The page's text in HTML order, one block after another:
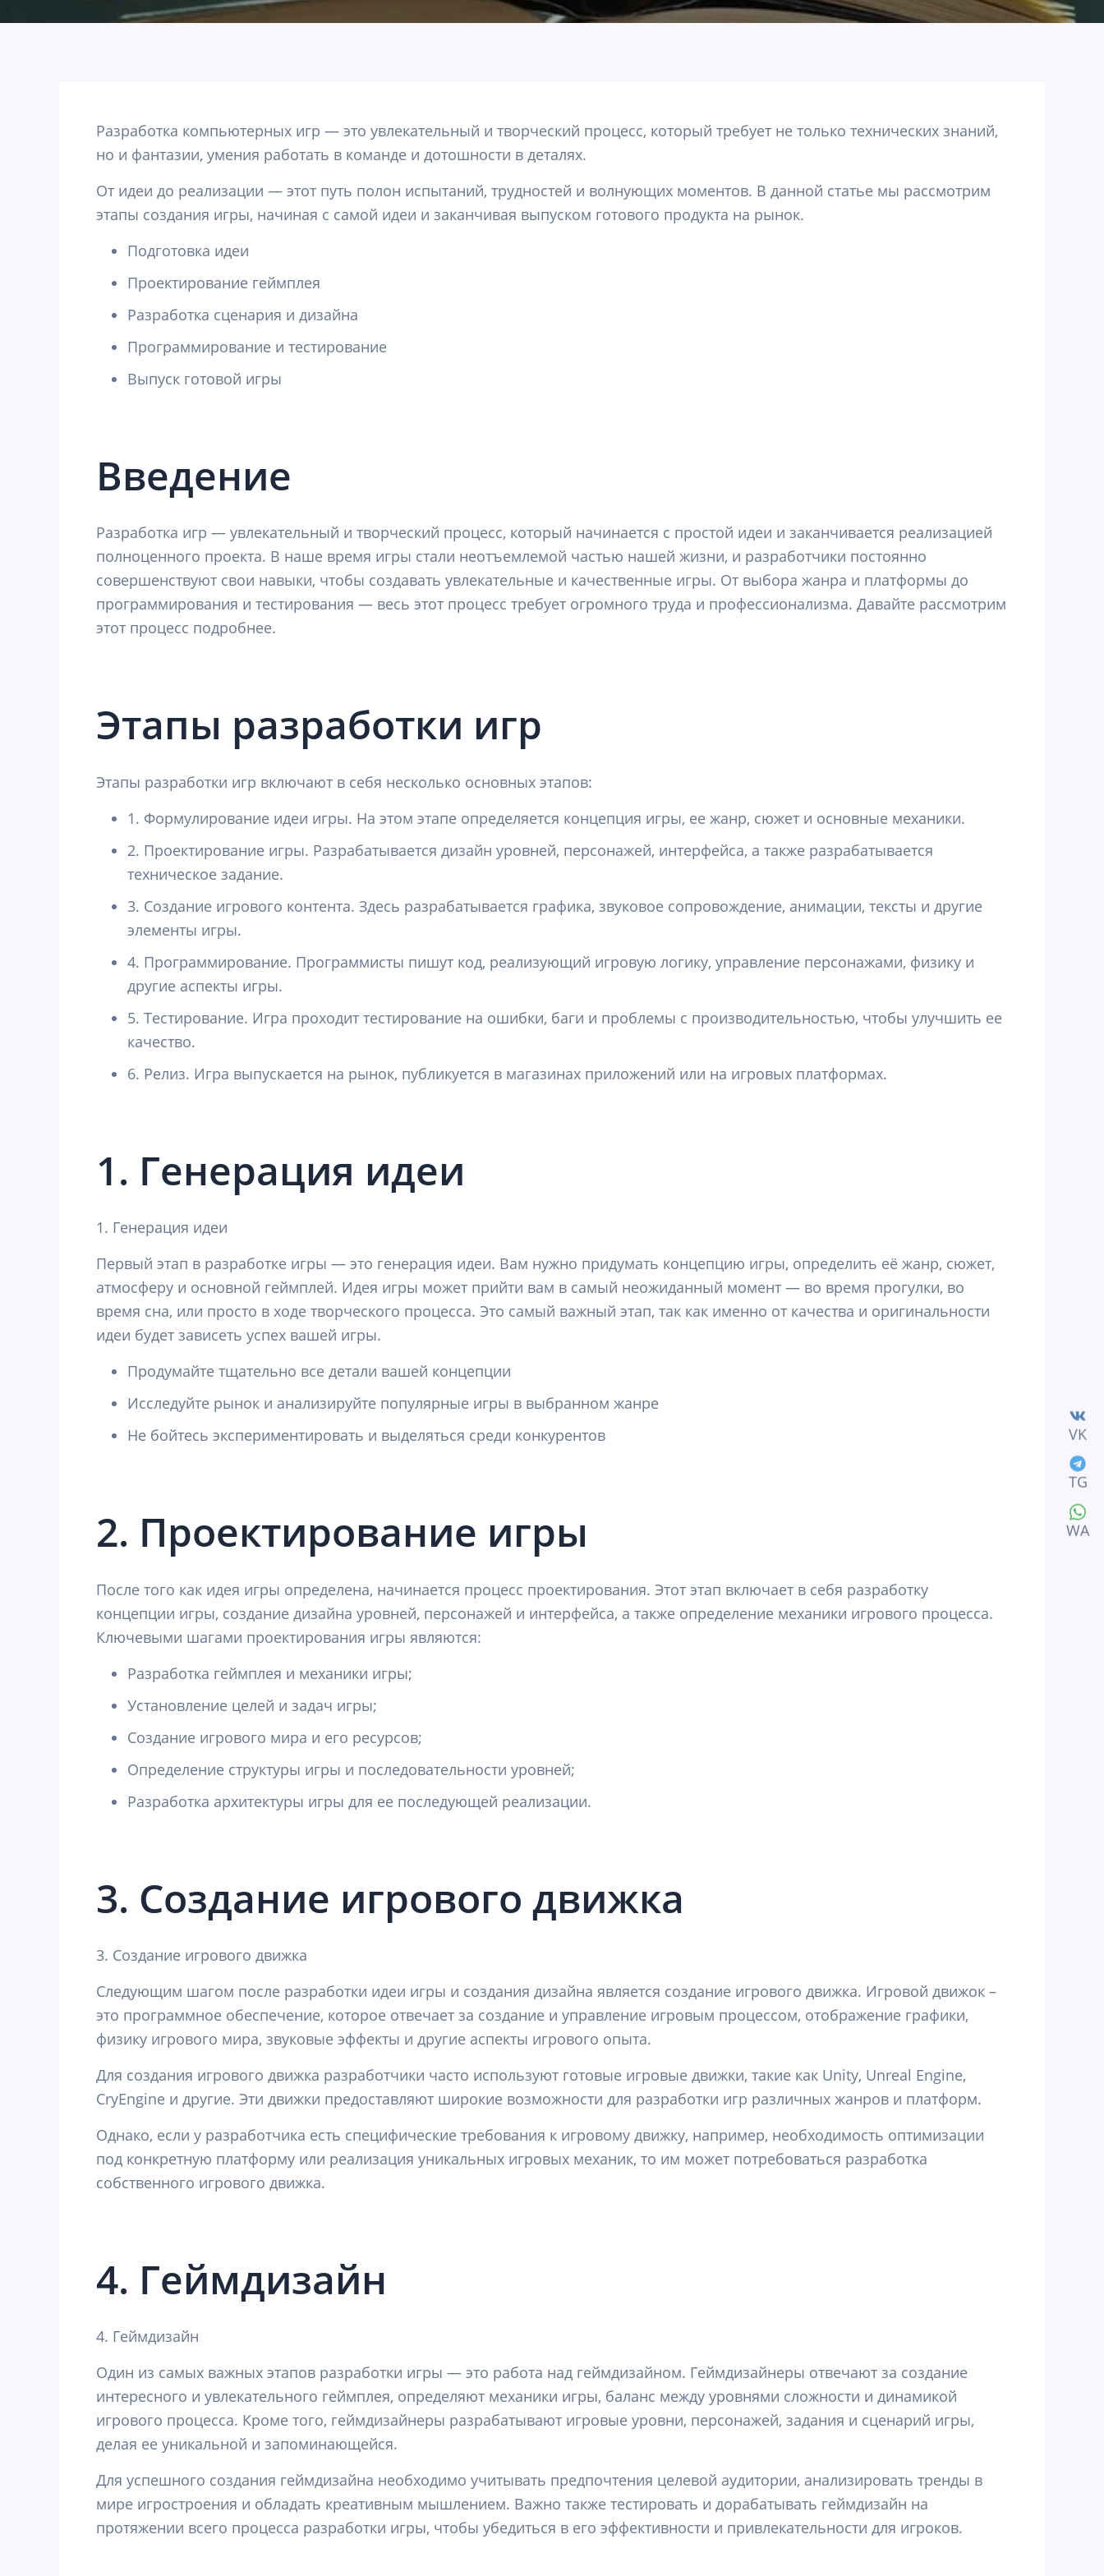
Разработка компьютерных игр — это увлекательный и творческий процесс, который требует не только технических знаний,
но и фантазии, умения работать в команде и дотошности в деталях.
От идеи до реализации — этот путь полон испытаний, трудностей и волнующих моментов. В данной статье мы рассмотрим
этапы создания игры, начиная с самой идеи и заканчивая выпуском готового продукта на рынок.
Подготовка идеи
Проектирование геймплея
Разработка сценария и дизайна
Программирование и тестирование
Выпуск готовой игры
Введение
Разработка игр — увлекательный и творческий процесс, который начинается с простой идеи и заканчивается реализацией
полноценного проекта. В наше время игры стали неотъемлемой частью нашей жизни, и разработчики постоянно
совершенствуют свои навыки, чтобы создавать увлекательные и качественные игры. От выбора жанра и платформы до
программирования и тестирования — весь этот процесс требует огромного труда и профессионализма. Давайте рассмотрим
этот процесс подробнее.
Этапы разработки игр
Этапы разработки игр включают в себя несколько основных этапов:
1. Формулирование идеи игры. На этом этапе определяется концепция игры, ее жанр, сюжет и основные механики.
2. Проектирование игры. Разрабатывается дизайн уровней, персонажей, интерфейса, а также разрабатывается
техническое задание.
3. Создание игрового контента. Здесь разрабатывается графика, звуковое сопровождение, анимации, тексты и другие
элементы игры.
4. Программирование. Программисты пишут код, реализующий игровую логику, управление персонажами, физику и
другие аспекты игры.
5. Тестирование. Игра проходит тестирование на ошибки, баги и проблемы с производительностью, чтобы улучшить ее
качество.
6. Релиз. Игра выпускается на рынок, публикуется в магазинах приложений или на игровых платформах.
1. Генерация идеи
1. Генерация идеи
Первый этап в разработке игры — это генерация идеи. Вам нужно придумать концепцию игры, определить её жанр, сюжет,
атмосферу и основной геймплей. Идея игры может прийти вам в самый неожиданный момент — во время прогулки, во
время сна, или просто в ходе творческого процесса. Это самый важный этап, так как именно от качества и оригинальности
идеи будет зависеть успех вашей игры.
Продумайте тщательно все детали вашей концепции
Исследуйте рынок и анализируйте популярные игры в выбранном жанре
Не бойтесь экспериментировать и выделяться среди конкурентов
2. Проектирование игры
После того как идея игры определена, начинается процесс проектирования. Этот этап включает в себя разработку
концепции игры, создание дизайна уровней, персонажей и интерфейса, а также определение механики игрового процесса.
Ключевыми шагами проектирования игры являются:
Разработка геймплея и механики игры;
Установление целей и задач игры;
Создание игрового мира и его ресурсов;
Определение структуры игры и последовательности уровней;
Разработка архитектуры игры для ее последующей реализации.
3. Создание игрового движка
3. Создание игрового движка
Следующим шагом после разработки идеи игры и создания дизайна является создание игрового движка. Игровой движок –
это программное обеспечение, которое отвечает за создание и управление игровым процессом, отображение графики,
физику игрового мира, звуковые эффекты и другие аспекты игрового опыта.
Для создания игрового движка разработчики часто используют готовые игровые движки, такие как Unity, Unreal Engine,
CryEngine и другие. Эти движки предоставляют широкие возможности для разработки игр различных жанров и платформ.
Однако, если у разработчика есть специфические требования к игровому движку, например, необходимость оптимизации
под конкретную платформу или реализация уникальных игровых механик, то им может потребоваться разработка
собственного игрового движка.
4. Геймдизайн
4. Геймдизайн
Один из самых важных этапов разработки игры — это работа над геймдизайном. Геймдизайнеры отвечают за создание
интересного и увлекательного геймплея, определяют механики игры, баланс между уровнями сложности и динамикой
игрового процесса. Кроме того, геймдизайнеры разрабатывают игровые уровни, персонажей, задания и сценарий игры,
делая ее уникальной и запоминающейся.
Для успешного создания геймдизайна необходимо учитывать предпочтения целевой аудитории, анализировать тренды в
мире игростроения и обладать креативным мышлением. Важно также тестировать и дорабатывать геймдизайн на
протяжении всего процесса разработки игры, чтобы убедиться в его эффективности и привлекательности для игроков.
VK
TG
WA